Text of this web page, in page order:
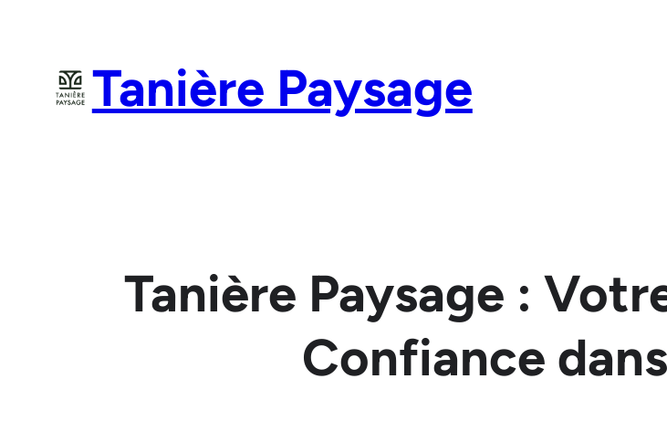
contenu
Tanière Paysage
Tanière Paysage :
Confiance